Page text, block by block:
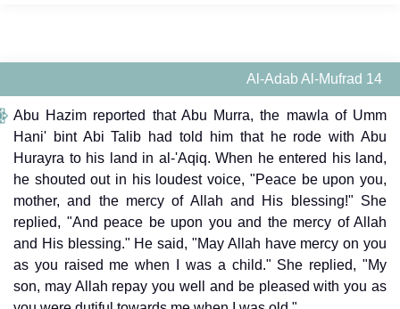
Al-Adab Al-Mufrad 14
Abu Hazim reported that Abu Murra, the mawla of Umm
Hani' bint Abi Talib had told him that he rode with Abu
Hurayra to his land in al-'Aqiq. When he entered his land,
he shouted out in his loudest voice, "Peace be upon you,
mother, and the mercy of Allah and His blessing!" She
replied, "And peace be upon you and the mercy of Allah
and His blessing." He said, "May Allah have mercy on you
as you raised me when I was a child." She replied, "My
son, may Allah repay you well and be pleased with you as